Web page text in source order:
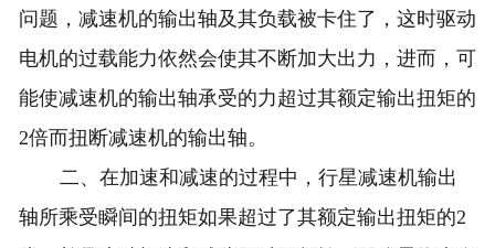
问题，减速机的输出轴及其负载被卡住了，这时驱动
电机的过载能力依然会使其不断加大出力，进而，可
能使减速机的输出轴承受的力超过其额定输出扭矩的
2倍而扭断减速机的输出轴。
二、在加速和减速的过程中，行星减速机输出
轴所乘受瞬间的扭矩如果超过了其额定输出扭矩的2